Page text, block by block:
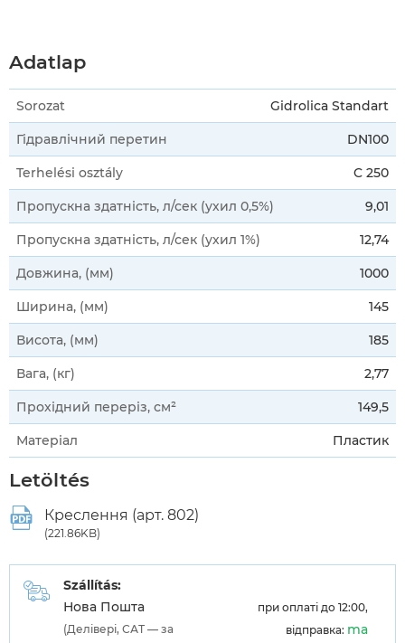
Adatlap
Sorozat Gidrolica Standart
Гідравлічний перетин DN100
Terhelési osztály C 250
Пропускна здатність, л/сек (ухил 0,5%) 9,01
Пропускна здатність, л/сек (ухил 1%) 12,74
Довжина, (мм) 1000
Ширина, (мм) 145
Висота, (мм) 185
Вага, (кг) 2,77
Прохідний переріз, см² 149,5
Матеріал Пластик
Letöltés
Креслення (арт. 802)
(221.86KB)
Szállítás:
Нова Пошта
(Делівері, САТ — за
при оплаті до 12:00,
відправка: ma